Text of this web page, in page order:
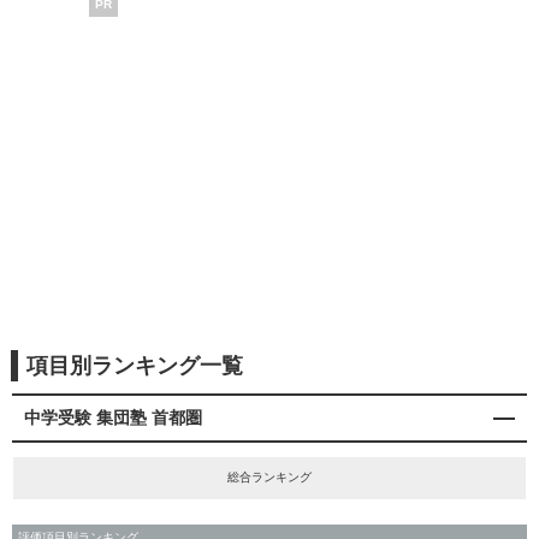
PR
項目別ランキング一覧
中学受験 集団塾 首都圏
総合ランキング